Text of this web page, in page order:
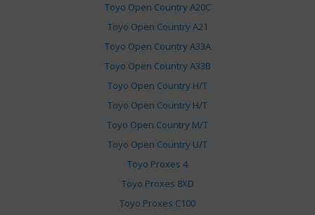
Toyo Open Country A20C
Toyo Open Country A21
Toyo Open Country A33A
Toyo Open Country A33B
Toyo Open Country H/T
Toyo Open Country H/T
Toyo Open Country M/T
Toyo Open Country U/T
Toyo Proxes 4
Toyo Proxes 8XD
Toyo Proxes C100